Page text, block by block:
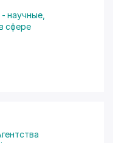
научные,
сфере